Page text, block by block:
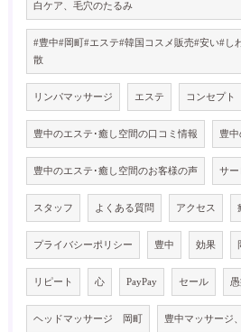
白ケア、毛穴のたるみ
#豊中#岡町#エステ#韓国コスメ販売#安い#し
散
リンパマッサージ エステ コンセプト
豊中のエステ･癒し空間の口コミ情報 豊
豊中のエステ･癒し空間のお客様の声 サー
スタッフ よくある質問 アクセス
プライバシーポリシー 豊中 効果
リピート 心 PayPay セール 愚
ヘッドマッサージ 岡町 豊中マッサージ